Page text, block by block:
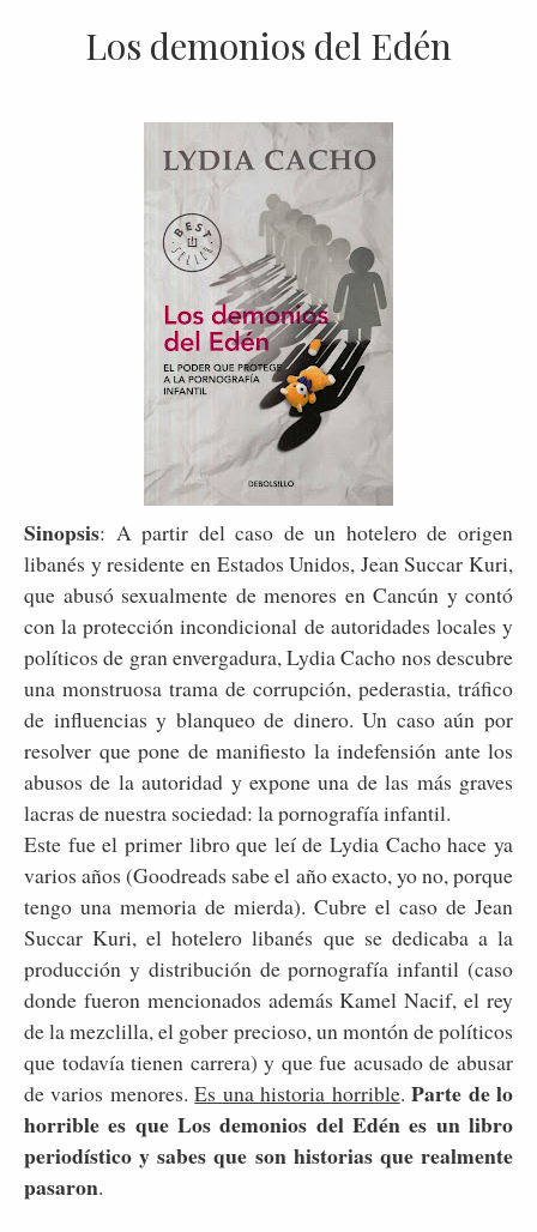
Los demonios del Edén
Sinopsis: A partir del caso de un hotelero de origen
libanés y residente en Estados Unidos, Jean Succar Kuri,
que abusó sexualmente de menores en Cancún y contó
con la protección incondicional de autoridades locales y
políticos de gran envergadura, Lydia Cacho nos descubre
una monstruosa trama de corrupción, pederastia, tráfico
de influencias y blanqueo de dinero. Un caso aún por
resolver que pone de manifiesto la indefensión ante los
abusos de la autoridad y expone una de las más graves
lacras de nuestra sociedad: la pornografía infantil.
Este fue el primer libro que leí de Lydia Cacho hace ya
varios años (Goodreads sabe el año exacto, yo no, porque
tengo una memoria de mierda). Cubre el caso de Jean
Succar Kuri, el hotelero libanés que se dedicaba a la
producción y distribución de pornografía infantil (caso
donde fueron mencionados además Kamel Nacif, el rey
de la mezclilla, el gober precioso, un montón de políticos
que todavía tienen carrera) y que fue acusado de abusar
de varios menores.Es una historia horrible.Parte de lo
horrible es que Los demonios del Edén es un libro
periodístico y sabes que son historias que realmente
pasaron.